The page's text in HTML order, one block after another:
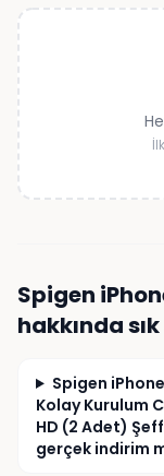
Spigen
hakkında
Spigen
Kolay Kurulum
HD (2 Adet)
gerçek indirim